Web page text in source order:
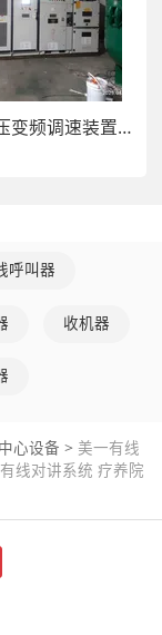
10KV高压变频调速装置工作原理 变频器控制柜
呼叫器
收机器
心设备 > 美一有线
线对讲系统 疗养院